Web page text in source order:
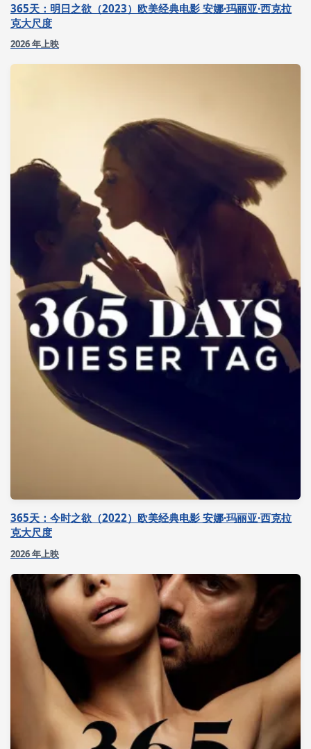
365天：明日之欲（2023）欧美经典电影 安娜·玛丽亚·西克拉
克大尺度
2026 年上映
365天：今时之欲（2022）欧美经典电影 安娜·玛丽亚·西克拉
克大尺度
2026 年上映